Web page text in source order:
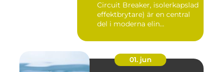
Circuit Breaker, isolerkapslad
effektbrytare) är en central
del i moderna elin...
01. jun